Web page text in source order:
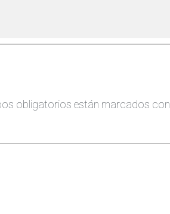
obligatorios están marcados con